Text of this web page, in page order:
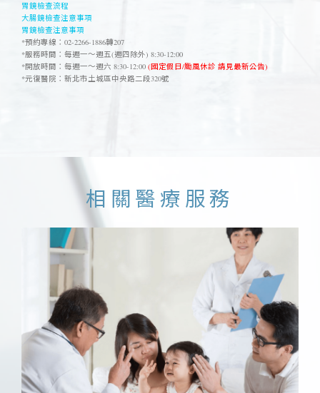
胃鏡檢查流程
大腸鏡檢查注意事項
胃鏡檢查注意事項
*預約專線：02-2266-1886轉207
*服務時間： 每週一～週五(週四除外) 8:30-12:00
*開放時間：每週一～週六 8:30-12:00(國定假日/颱風休診 請見最新公告)
*元復醫院：新北市土城區中央路二段320號
相關醫療服務